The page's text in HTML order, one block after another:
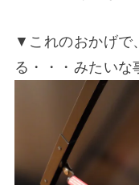
▼これのおかげで
る・・・みたいな